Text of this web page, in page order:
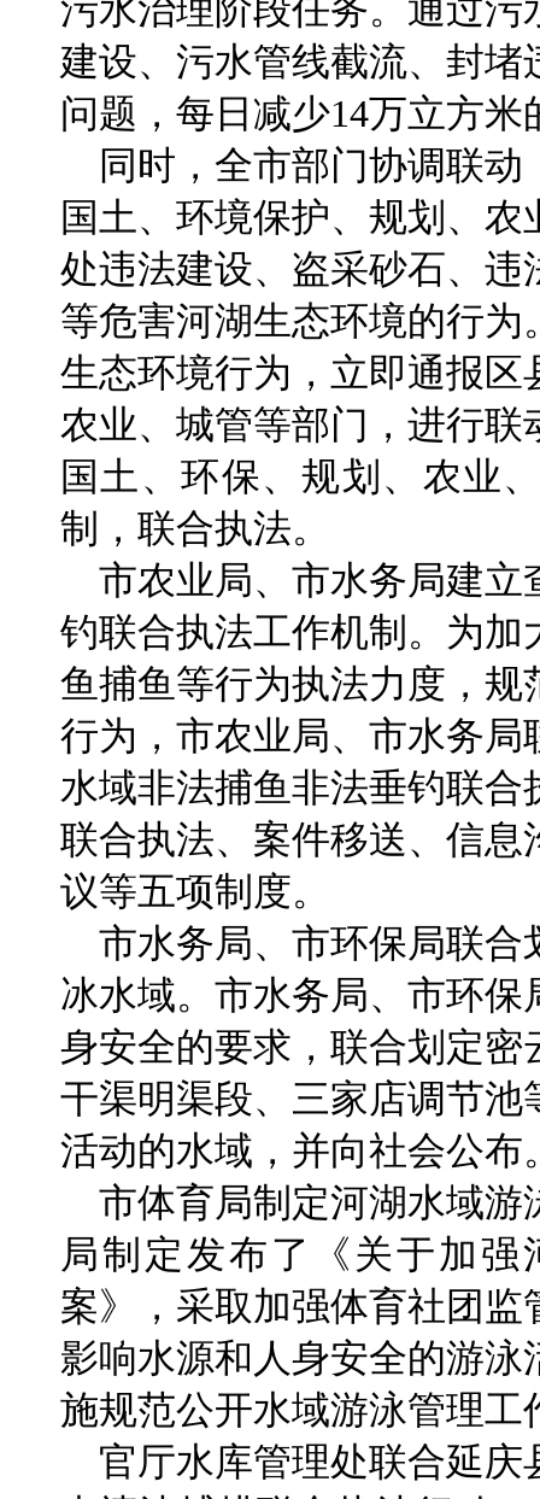
污水治理阶段任务。通过
建设、污水管线截流、封
问题，每日减少14万立方
同时，全市部门协调联动
国土、环境保护、规划、
处违法建设、盗采砂石、
等危害河湖生态环境的行
生态环境行为，立即通报
农业、城管等部门，进行
国土、环保、规划、农业
制，联合执法。
市农业局、市水务局建立
钓联合执法工作机制。为
鱼捕鱼等行为执法力度，
行为，市农业局、市水务
水域非法捕鱼非法垂钓联
联合执法、案件移送、信
议等五项制度。
市水务局、市环保局联合
冰水域。市水务局、市环
身安全的要求，联合划定
干渠明渠段、三家店调节
活动的水域，并向社会公布
市体育局制定河湖水域游
局制定发布了《关于加
案》，采取加强体育社团
影响水源和人身安全的游
施规范公开水域游泳管理工
官厅水库管理处联合延庆